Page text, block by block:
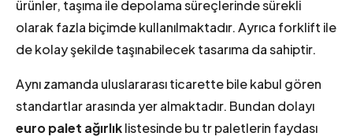
ürünler, taşıma ile depolama süreçlerinde sürekli
olarak fazla biçimde kullanılmaktadır. Ayrıca forklift ile
de kolay şekilde taşınabilecek tasarıma da sahiptir.
Aynı zamanda uluslararası ticarette bile kabul gören
standartlar arasında yer almaktadır. Bundan dolayı
euro palet ağırlıklistesinde bu tr paletlerin faydası